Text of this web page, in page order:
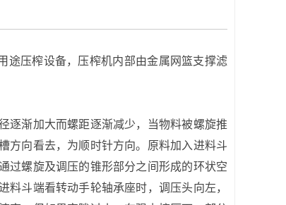
压榨设备，压榨机内部由金属网篮支撑滤
渐加大而螺距逐渐减少，当物料被螺旋推
方向看去，为顺时针方向。原料加入进料斗
过螺旋及调压的锥形部分之间形成的环状空
斗端看转动手轮轴承座时，调压头向左，